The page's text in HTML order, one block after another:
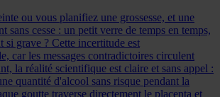
ou vous planifiez une grossesse, et une
sans cesse : un petit verre de temps en temps,
si grave ? Cette incertitude est
car les messages contradictoires circulent
la réalité scientifique est claire et sans appel :
quantité d'alcool sans risque pendant la
goutte traverse directement le placenta et